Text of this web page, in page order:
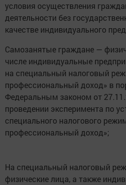
условия осуществления
деятельности без
качестве индивидуального
Самозанятые граждане —
числе индивидуальные
на специальный налоговый
профессиональный доход» в
Федеральным законом от
проведении эксперимента по
специального налогового
профессиональный доход»;
На специальный налоговый
физические лица, а также